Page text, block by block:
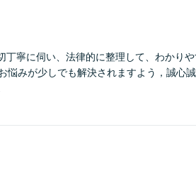
丁寧に伺い、法律的に整理して、わかり
悩みが少しでも解決されますよう，誠心